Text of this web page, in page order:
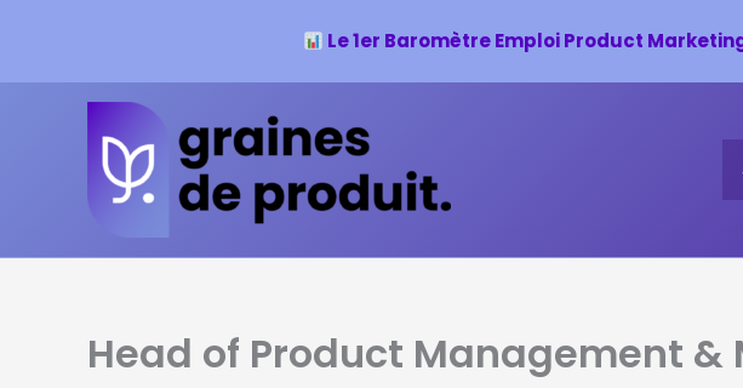
Head of Product Management &
Le 1er Baromètre Emploi Product